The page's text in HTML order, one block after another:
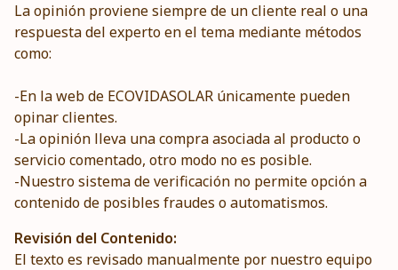
La opinión proviene siempre de un cliente real o una
respuesta del experto en el tema mediante métodos
como:
-En la web de ECOVIDASOLAR únicamente pueden
opinar clientes.
-La opinión lleva una compra asociada al producto o
servicio comentado, otro modo no es posible.
-Nuestro sistema de verificación no permite opción a
contenido de posibles fraudes o automatismos.
Revisión del Contenido:
El texto es revisado manualmente por nuestro equipo